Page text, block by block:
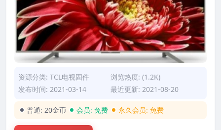
资源分类: TCL电视固件
浏览热度: (1.2K)
发布时间: 2021-03-14
最近更新: 2021-08-20
普通: 20金币 会员: 免费 永久会员: 免费